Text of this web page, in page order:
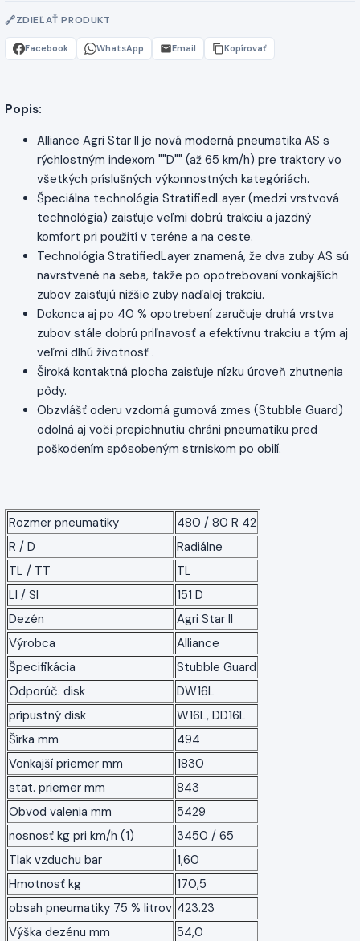
ZDIEĽAŤ PRODUKT
Facebook WhatsApp Email Kopírovať
Popis:
Alliance Agri Star II je nová moderná pneumatika AS s
rýchlostným indexom ""D"" (až 65 km/h) pre traktory vo
všetkých príslušných výkonnostných kategóriách.
Špeciálna technológia StratifiedLayer (medzi vrstvová
technológia) zaisťuje veľmi dobrú trakciu a jazdný
komfort pri použití v teréne a na ceste.
Technológia StratifiedLayer znamená, že dva zuby AS sú
navrstvené na seba, takže po opotrebovaní vonkajších
zubov zaisťujú nižšie zuby naďalej trakciu.
Dokonca aj po 40 % opotrebení zaručuje druhá vrstva
zubov stále dobrú priľnavosť a efektívnu trakciu a tým aj
veľmi dlhú životnosť .
Široká kontaktná plocha zaisťuje nízku úroveň zhutnenia
pôdy.
Obzvlášť oderu vzdorná gumová zmes (Stubble Guard)
odolná aj voči prepichnutiu chráni pneumatiku pred
poškodením spôsobeným strniskom po obilí.
Rozmer pneumatiky
480 / 80 R 42
R / D
Radiálne
TL / TT
TL
LI / SI
151 D
Dezén
Agri Star II
Výrobca
Alliance
Špecifikácia
Stubble Guard
Odporúč. disk
DW16L
prípustný disk
W16L, DD16L
Šírka mm
494
Vonkajší priemer mm
1830
stat. priemer mm
843
Obvod valenia mm
5429
nosnosť kg pri km/h (1)
3450 / 65
Tlak vzduchu bar
1,60
Hmotnosť kg
170,5
obsah pneumatiky 75 % litrov 423.23
Výška dezénu mm
54,0